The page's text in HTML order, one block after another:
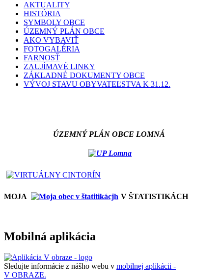
AKTUALITY
HISTÓRIA
SYMBOLY OBCE
ÚZEMNÝ PLÁN OBCE
AKO VYBAVIŤ
FOTOGALÉRIA
FARNOSŤ
ZAUJÍMAVÉ LINKY
ZÁKLADNÉ DOKUMENTY OBCE
VÝVOJ STAVU OBYVATEĽSTVA K 31.12.
ÚZEMNÝ PLÁN OBCE LOMNÁ
MOJA V ŠTATISTIKÁCH
Mobilná aplikácia
Sledujte informácie z nášho webu v mobilnej aplikácii -
V OBRAZE.